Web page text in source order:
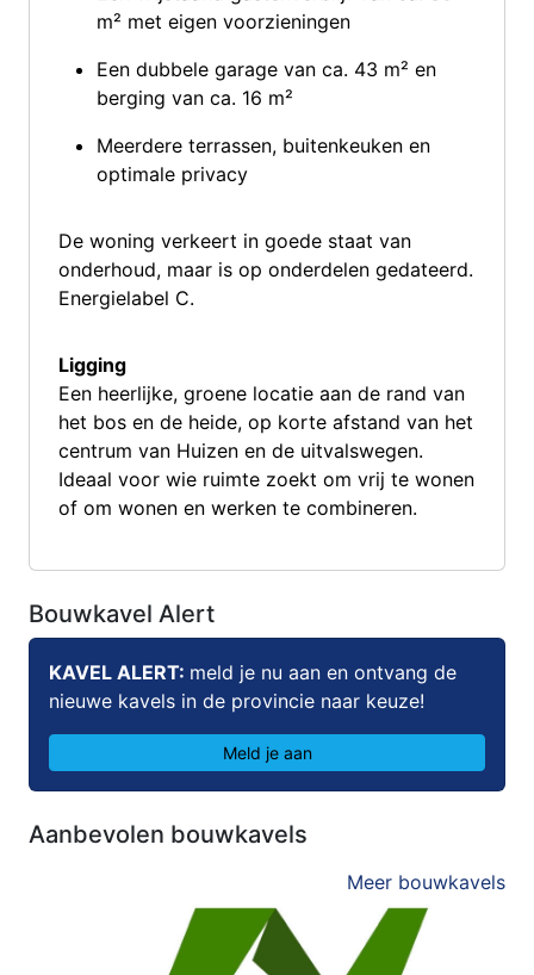
m² met eigen voorzieningen
Een dubbele garage van ca. 43 m² en
berging van ca. 16 m²
Meerdere terrassen, buitenkeuken en
optimale privacy
De woning verkeert in goede staat van
onderhoud, maar is op onderdelen gedateerd.
Energielabel C.
Ligging
Een heerlijke, groene locatie aan de rand van
het bos en de heide, op korte afstand van het
centrum van Huizen en de uitvalswegen.
Ideaal voor wie ruimte zoekt om vrij te wonen
of om wonen en werken te combineren.
Bouwkavel Alert
KAVEL ALERT: meld je nu aan en ontvang de
nieuwe kavels in de provincie naar keuze!
Meld je aan
Aanbevolen bouwkavels
Meer bouwkavels